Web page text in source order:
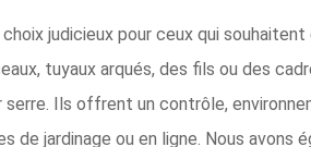
judicieux pour ceux qui
tuyaux arqués, des fils ou des
Ils offrent un contrôle,
de jardinage ou en ligne. Nous